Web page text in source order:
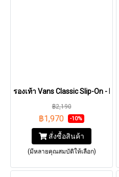
รองเท้า Vans Classic Slip-On -
฿2,190
฿1,970 -10%
สั่งซื้อสินค้า
(มีหลายคุณสมบัติให้เลือก)